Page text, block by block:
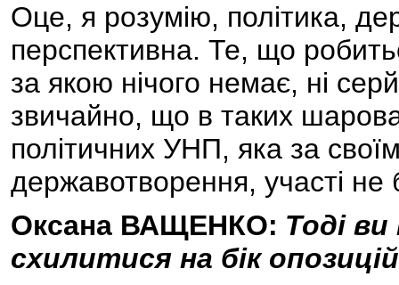
Оце, я розумію, політика,
перспективна. Те, що
за якою нічого немає, ні
звичайно, що в таких
політичних УНП, яка за
державотворення, участі не
Оксана ВАЩЕНКО: Тоді
схилитися на бік